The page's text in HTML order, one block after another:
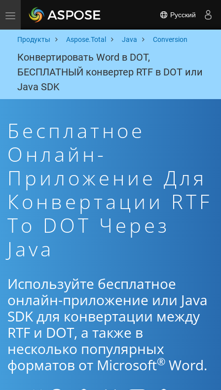
Toggle navigation Русский
Продукты Aspose.Total Java Conversion
Конвертировать Word в DOT,
БЕСПЛАТНЫЙ конвертер RTF в DOT или
Java SDK
Бесплатное
Онлайн-
Приложение Для
Конвертации RTF
To DOT Через
Java
Используйте бесплатное
онлайн-приложение или Java
SDK для конвертации между
RTF и DOT, а также в
несколько популярных
форматов от Microsoft® Word.